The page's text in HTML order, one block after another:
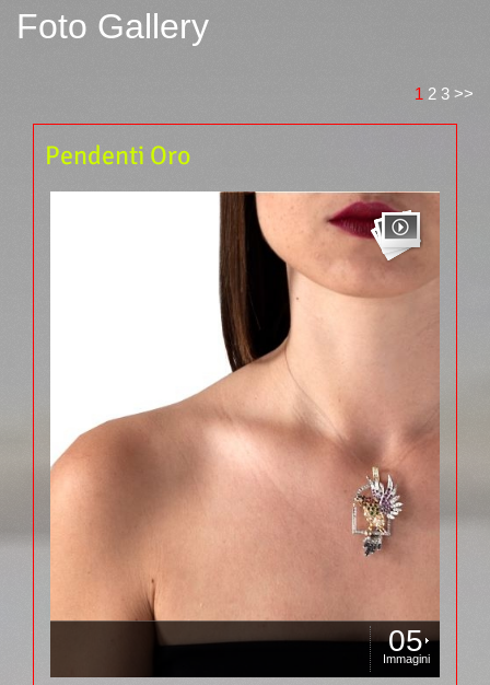
Foto Gallery
1 2 3 >>
Pendenti Oro
05
Immagini